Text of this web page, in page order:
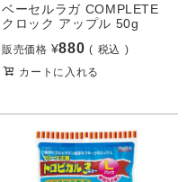
ベーセルラガ COMPLETE
クロック アップル 50g
販売価格 ¥880
税込
カートに入れる